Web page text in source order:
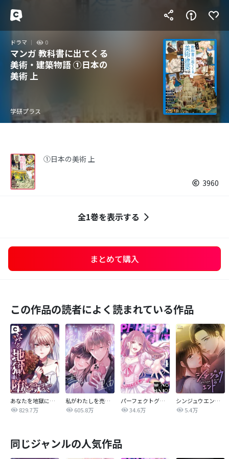
ドラマ 0
マンガ 教科書に出てくる
美術・建築物語 ①日本の
美術 上
学研プラス
①日本の美術 上
3960
全1巻を表示する
まとめて購入
この作品の読者によく読まれている作品
あなたを地獄に堕とすまで
829.7万
私がわたしを売る理由
605.8万
パーフェクトグリッター
34.6万
シンジュウエンド【タテヨミ】
5.4万
同じジャンルの人気作品